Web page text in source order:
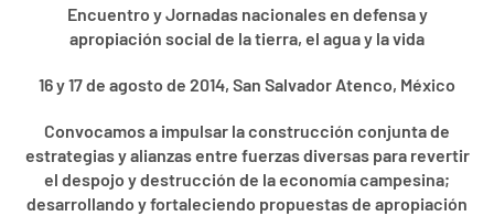
Encuentro y Jornadas nacionalesen defensa y
apropiación social de la tierra, el agua y la vida
16 y 17 de agosto de 2014, San Salvador Atenco, México
Convocamos a impulsar la construcción conjunta de
estrategias y alianzas entre fuerzas diversas para revertir
el despojo y destrucción de la economía campesina;
desarrollando y fortaleciendo propuestas de apropiación